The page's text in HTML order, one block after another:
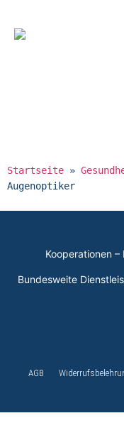
Startseite »
Augenoptiker
Kooperationen
Bundesweite
AGB